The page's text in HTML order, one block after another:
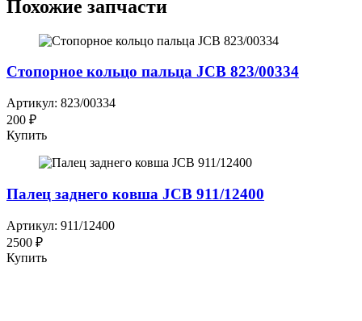
Похожие запчасти
Стопорное кольцо пальца JCB 823/00334
Артикул: 823/00334
200 ₽
Купить
Палец заднего ковша JCB 911/12400
Артикул: 911/12400
2500 ₽
Купить